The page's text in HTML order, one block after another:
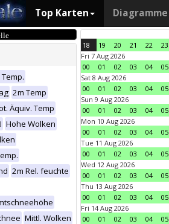
Top Karten Diagramme
2m Temp
Äquiv. Temp
Hohe Wolken
2m Rel. feuchte
Mittl. Wolken
18 19 20 21 22 23
Fri 7 Aug 2026
00
01 02 03 04 05
Sat 8 Aug 2026
00
01 02 03 04 05
Sun 9 Aug 2026
00
01 02 03 04 05
Mon 10 Aug 2026
00
01 02 03 04 05
Tue 11 Aug 2026
00
01 02 03 04 05
Wed 12 Aug 2026
00
01 02 03 04 05
Thu 13 Aug 2026
00
01 02 03 04 05
Fri 14 Aug 2026
00
01 02 03 04 05